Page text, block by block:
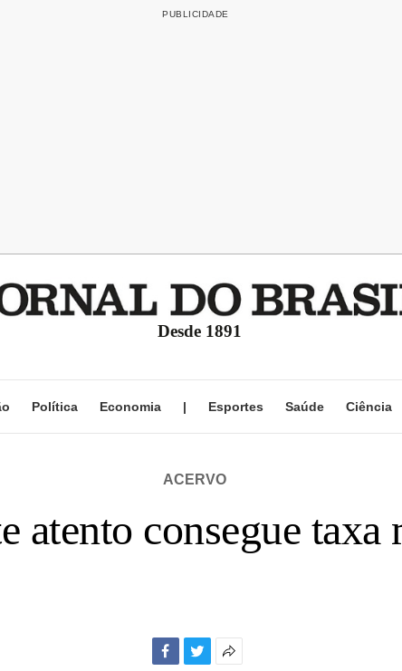
Desde 1891
Política Economia | Esportes Saúde Ciência
ACERVO
atento consegue taxa